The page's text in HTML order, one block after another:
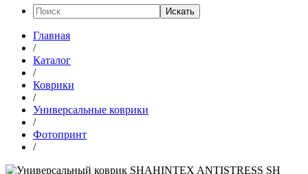
Искать
Главная
/
Каталог
/
Коврики
/
Универсальные коврики
/
Фотопринт
/